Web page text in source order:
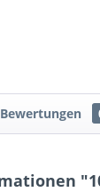
Bewertungen